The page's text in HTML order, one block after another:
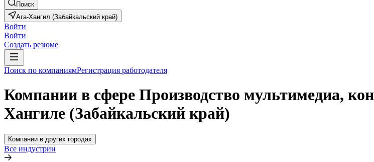
Поиск
Ага-Хангил (Забайкальский край)
Войти
Войти
Создать резюме
Поиск по компаниямРегистрация работодателя
Компании в сфере Производство мультимедиа,
Хангиле (Забайкальский край)
Компании в других городах
Все индустрии